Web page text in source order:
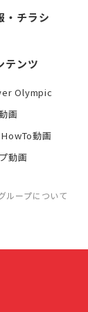
・チラシ
テンツ
Olympic
画
動画
動画
ループについて